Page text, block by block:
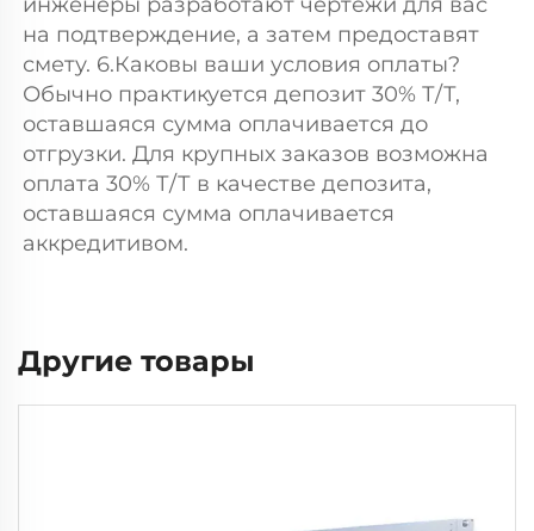
на подтверждение, а затем предоставят
смету. 6.Каковы ваши условия оплаты?
Обычно практикуется депозит 30% Т/Т,
оставшаяся сумма оплачивается до
отгрузки. Для крупных заказов возможна
оплата 30% Т/Т в качестве депозита,
оставшаяся сумма оплачивается
аккредитивом.
Другие товары